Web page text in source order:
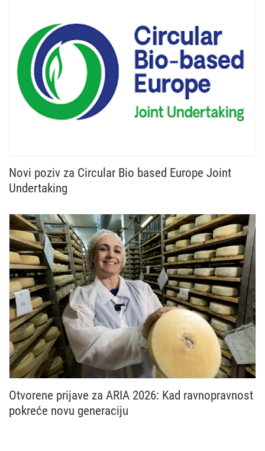
Novi poziv za Circular Bio based Europe Joint
Undertaking
Otvorene prijave za ARIA 2026: Kad ravnopravnost
pokreće novu generaciju